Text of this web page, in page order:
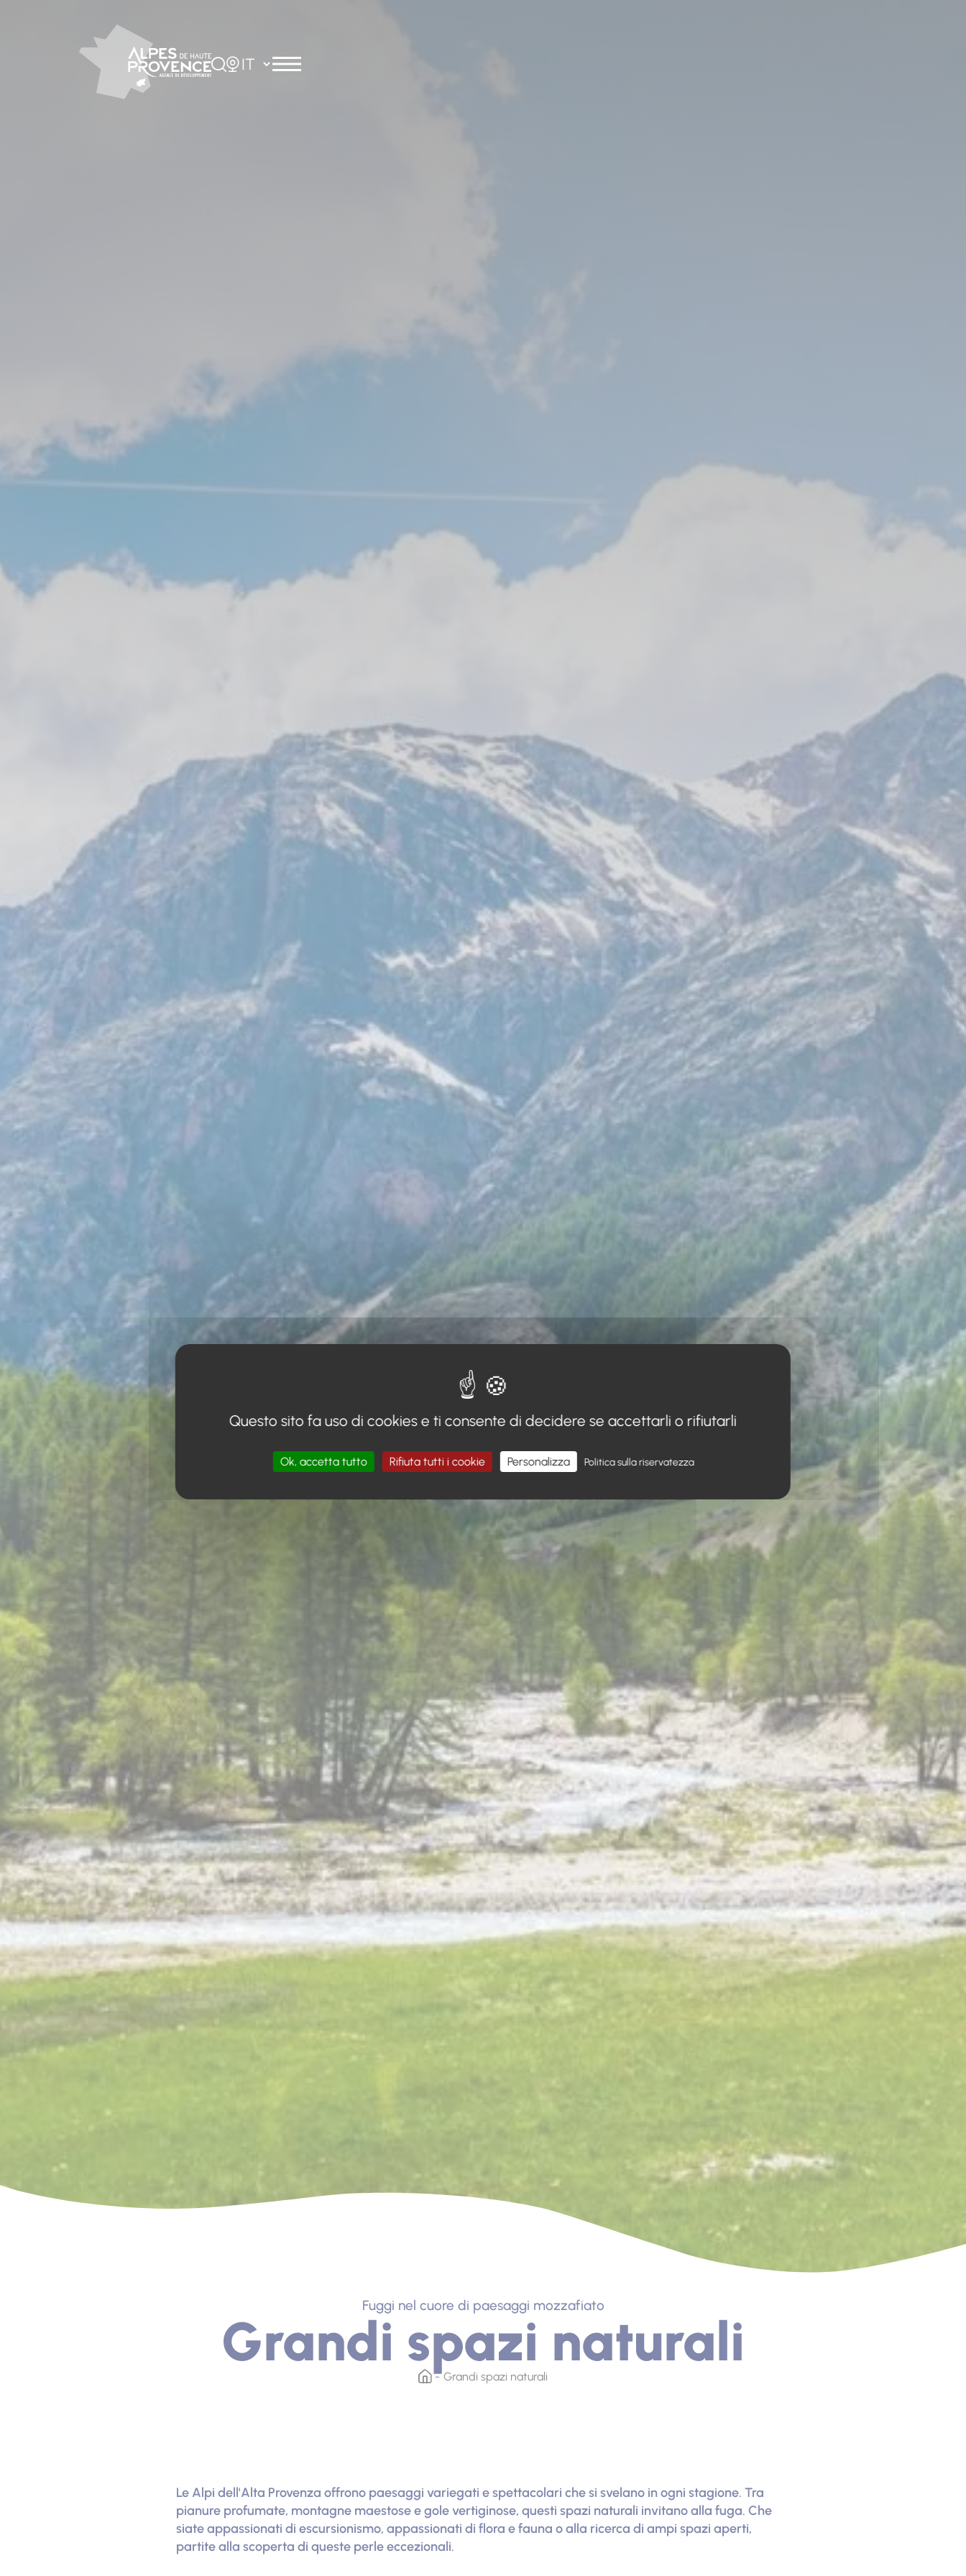
Rechercher
Choisir la langue
Grandi spazi naturali
Fuggi nel cuore di paesaggi mozzafiato
Grandi spazi naturali
Le Alpi dell'Alta Provenza offrono paesaggi variegati e spettacolari che si svelano in ogni stagione. Tra
pianure profumate, montagne maestose e gole vertiginose, questi spazi naturali invitano alla fuga. Che
siate appassionati di escursionismo, appassionati di flora e fauna o alla ricerca di ampi spazi aperti,
partite alla scoperta di queste perle eccezionali.
Questo sito fa uso di cookies e ti consente di decidere se accettarli o rifiutarli
Ok, accetta tutto Rifiuta tutti i cookie Personalizza Politica sulla riservatezza